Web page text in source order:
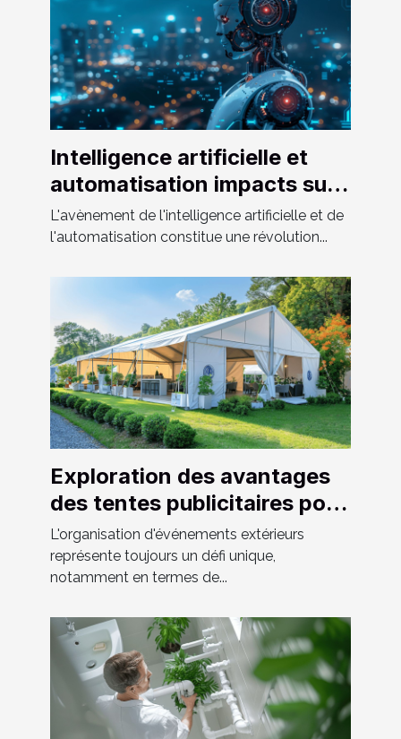
Intelligence artificielle et
automatisation impacts sur
l'emploi et l'économie
globale
L'avènement de l'intelligence artificielle et de
l'automatisation constitue une révolution...
Exploration des avantages
des tentes publicitaires pour
les événements extérieurs
L'organisation d'événements extérieurs
représente toujours un défi unique,
notamment en termes de...